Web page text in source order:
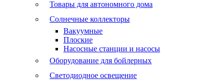
Товары для автономного дома
Солнечные коллекторы
Вакуумные
Плоские
Насосные станции и насосы
Оборудование для бойлерных
Светодиодное освещение